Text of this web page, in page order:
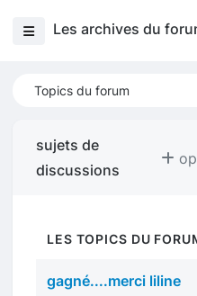
Les archives du
Topics du forum
sujets de
discussions
LES TOPICS DU
gagné....merci liline